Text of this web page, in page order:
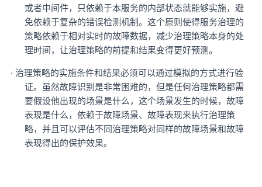
或者中间件，只依赖于本服务的内部状态就能够实施，避
免依赖于复杂的错误检测机制。这个原则使得服务治理的
策略依赖于相对实时的故障数据，减少治理策略本身的处
理时间，让治理策略的前提和结果变得更好预测。
· 治理策略的实施条件和结果必须可以通过模拟的方式进行验
证。虽然故障识别是非常困难的，但是任何治理策略都需
要假设他出现的场景是什么，这个场景发生的时候，故障
表现是什么，依赖于故障场景、故障表现来执行治理策
略，并且可以评估不同治理策略对同样的故障场景和故障
表现得出的保护效果。